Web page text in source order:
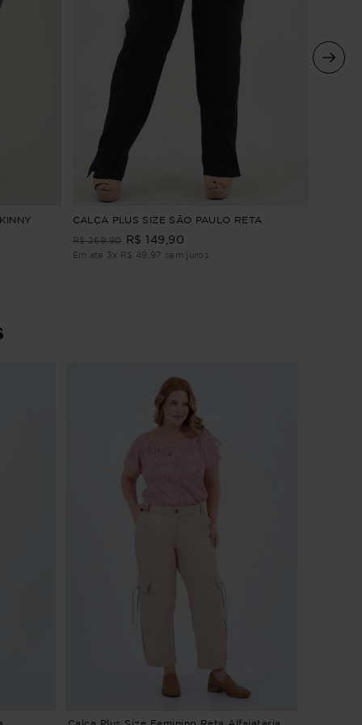
CALÇA PLUS SIZE SÃO PAULO RETA
R$ 269,90 R$ 149 90
Em até 3x R$ 49 97 sem juros
Calça Plus Size Feminino Reta Alfaiataria